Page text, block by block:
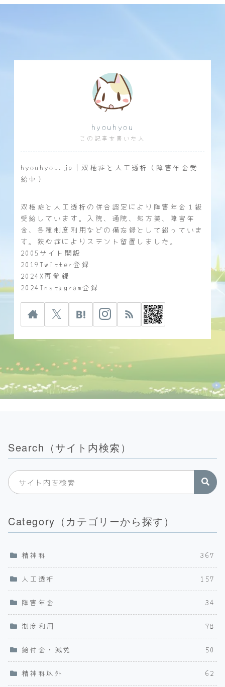
hyouhyou
この記事を書いた人
hyouhyou.jp｜双極症と人工透析（障害年金受
給中）
双極症と人工透析の併合認定により障害年金１級
受給しています。入院、通院、処方薬、障害年
金、各種制度利用などの備忘録として綴っていま
す。狭心症によりステント留置しました。
2005サイト開設
2019Twitter登録
2024X再登録
2024Instagram登録
Search（サイト内検索）
Category（カテゴリーから探す）
精神科 367
人工透析 157
障害年金 34
制度利用 78
給付金・減免 50
精神科以外 62